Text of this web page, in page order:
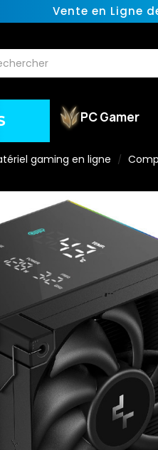
Vente en Ligne
PC Gamer
gaming en ligne